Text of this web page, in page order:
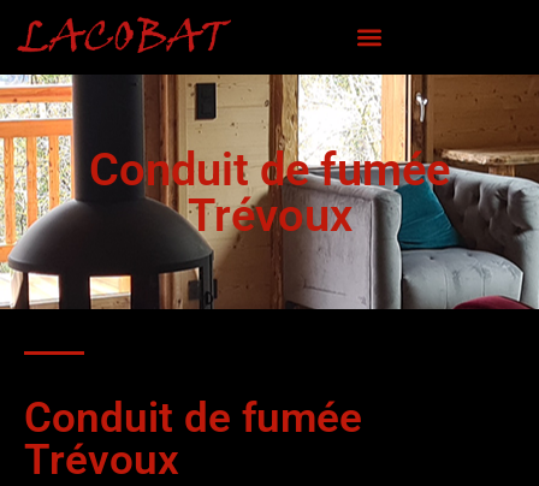
Conduit de fumée
Trévoux
Conduit de fumée
Trévoux